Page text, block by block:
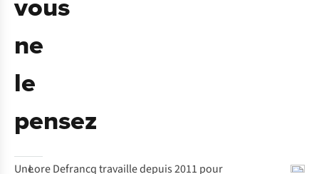
ne
le
pensez
UneLore Defrancq travaille depuis 2011 pour